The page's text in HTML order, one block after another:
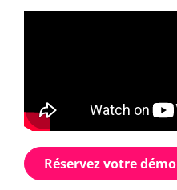
Réservez votre démo